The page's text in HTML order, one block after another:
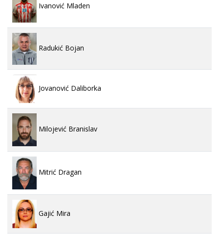
Ivanović Mladen
Radukić Bojan
Jovanović Daliborka
Milojević Branislav
Mitrić Dragan
Gajić Mira